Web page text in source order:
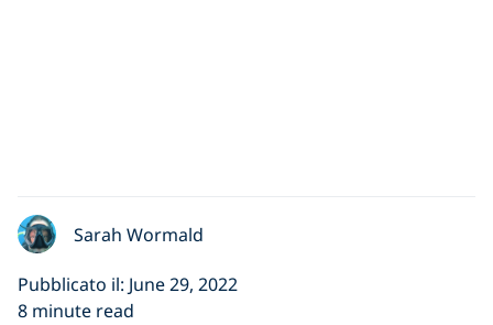
Sarah Wormald
Pubblicato il: June 29, 2022
8 minute read